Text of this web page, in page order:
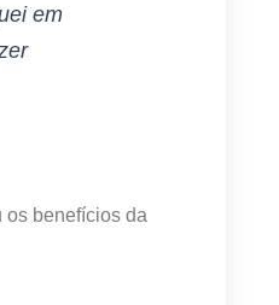
em
os benefícios da